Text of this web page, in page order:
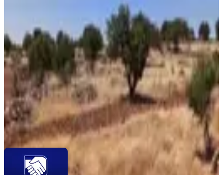
Turyap'tan Mardin Ömerlide
Kadastral Yola Cephe Satılık Tarla
Mardin, Ömerli
23581 m²
·78/m² · 04.08.2026
1.850.000 ₺
Turyap İzmit Cadde Temsilciliği Ramazan Doğru
Ara